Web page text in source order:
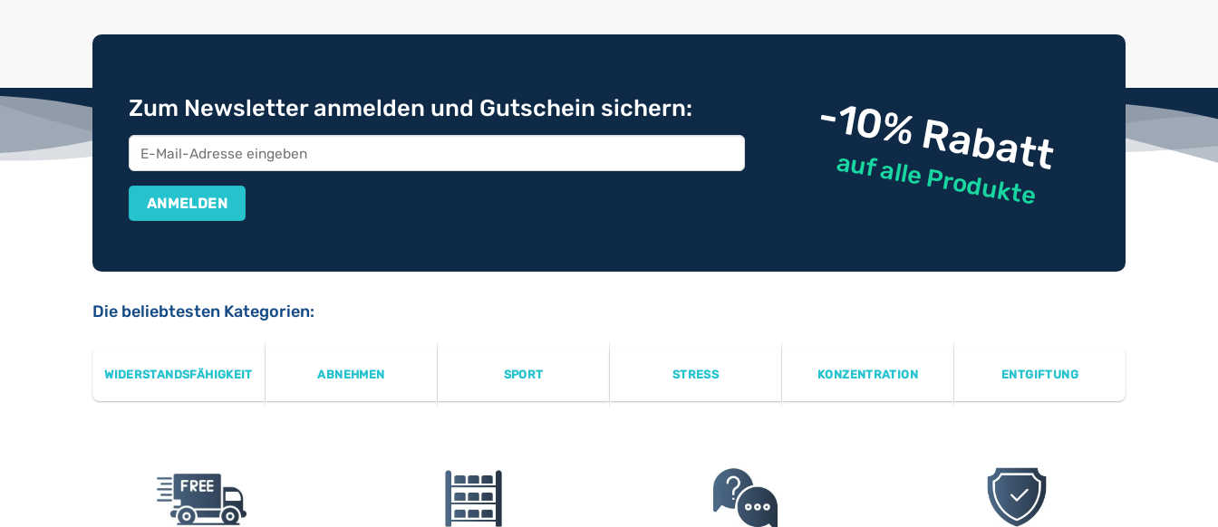
Zum Newsletter anmelden und Gutschein sichern: -10% Rabatt
auf alle Produkte
Die beliebtesten Kategorien:
WIDERSTANDSFÄHIGKEIT ABNEHMEN SPORT STRESS KONZENTRATION ENTGIFTUNG